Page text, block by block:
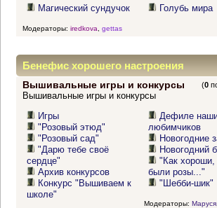
Магический сундучок Голубь мира
Модераторы: iredkova gettas
Бенефис хорошего настроения
Вышивальные игры и конкурсы (0
Вышивальные игры и конкурсы
Игры
"Розовый этюд"
"Розовый сад"
"Дарю тебе своё
сердце"
Архив конкурсов
Конкурс "Вышиваем к
школе"
Дефиле
любимчиков
Новогодние
Новогодний
"Как хороши,
были розы..."
"Шебби-шик"
Модераторы: Маруся,